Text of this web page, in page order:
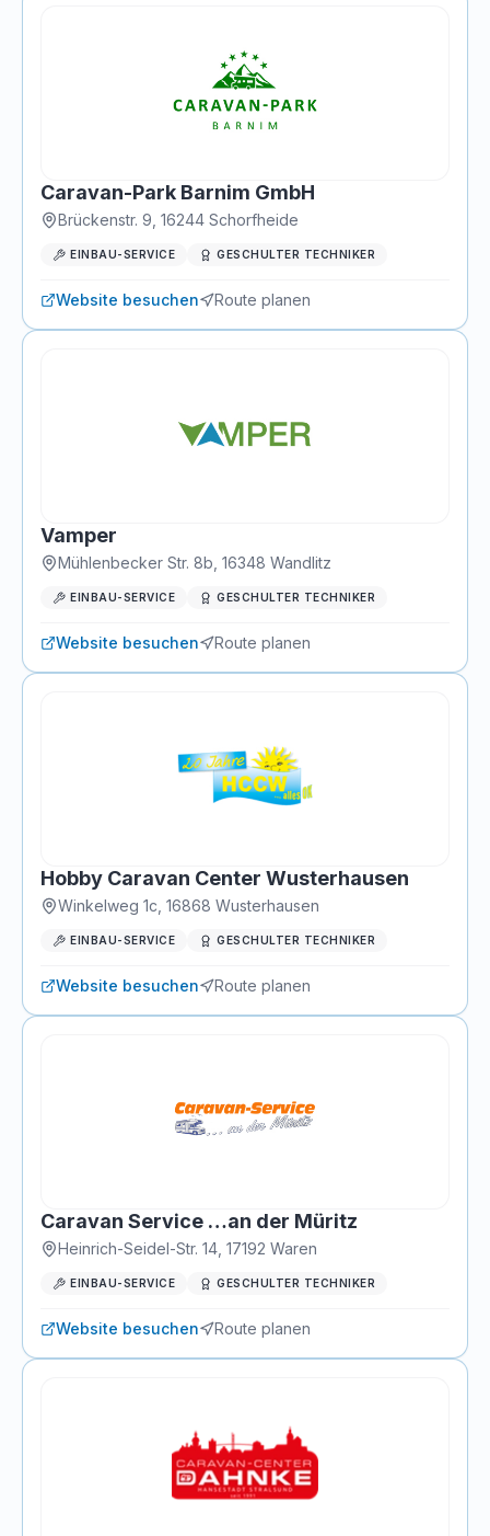
Caravan-Park Barnim GmbH
Brückenstr. 9 16244 Schorfheide
EINBAU-SERVICE GESCHULTER TECHNIKER
Website besuchen Route planen
Vamper
Mühlenbecker Str. 8b 16348 Wandlitz
EINBAU-SERVICE GESCHULTER TECHNIKER
Website besuchen Route planen
Hobby Caravan Center Wusterhausen
Winkelweg 1c 16868 Wusterhausen
EINBAU-SERVICE GESCHULTER TECHNIKER
Website besuchen Route planen
Caravan Service …an der Müritz
Heinrich-Seidel-Str. 14 17192 Waren
EINBAU-SERVICE GESCHULTER TECHNIKER
Website besuchen Route planen